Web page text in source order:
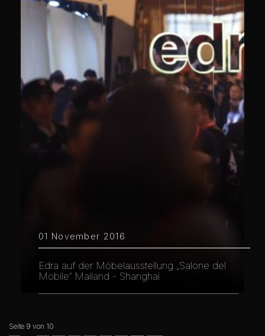
01 November 2016
Edra auf der Möbelausstellung „Salone del
Mobile“ Mailand - Shanghai
Seite 9 von 10